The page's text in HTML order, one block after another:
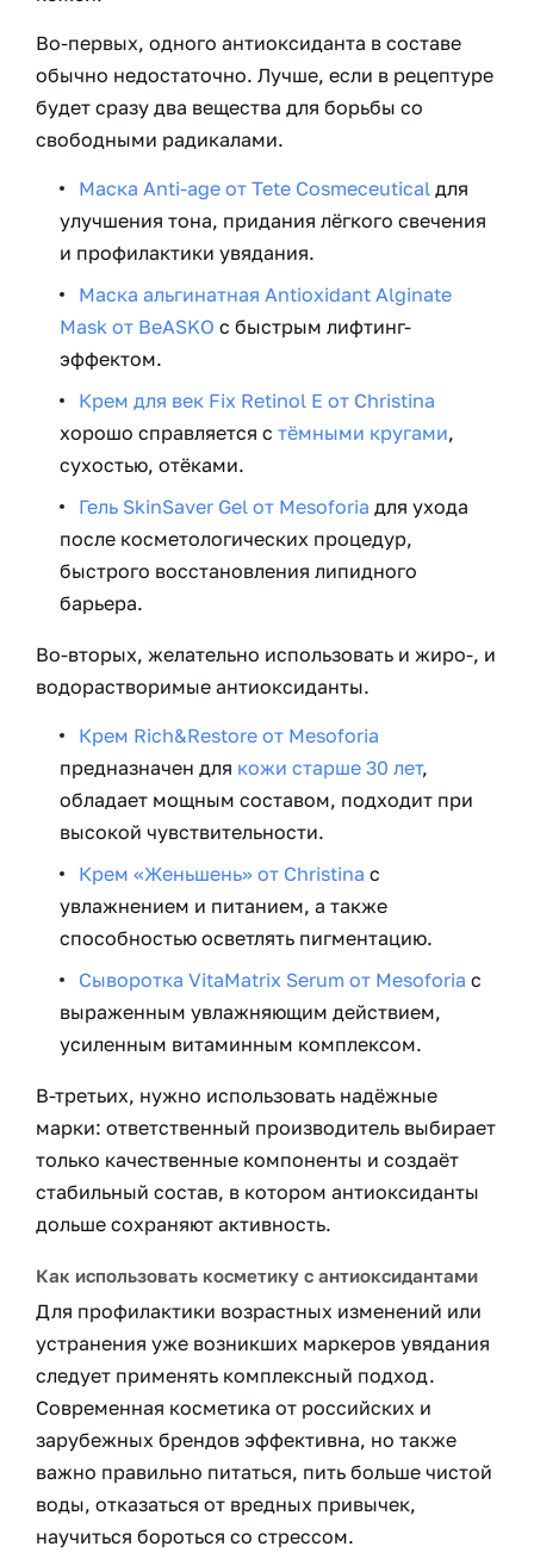
Во-первых, одного антиоксиданта в составе
обычно недостаточно. Лучше, если в рецептуре
будет сразу два вещества для борьбы со
свободными радикалами.
Маска Anti-age от Tete Cosmeceutical для
улучшения тона, придания лёгкого свечения
и профилактики увядания.
Маска альгинатная Antioxidant Alginate
Mask от BeASKO с быстрым лифтинг-
эффектом.
Крем для век Fix Retinol E от Christina
хорошо справляется с тёмными кругами,
сухостью, отёками.
Гель SkinSaver Gel от Mesoforia для ухода
после косметологических процедур,
быстрого восстановления липидного
барьера.
Во-вторых, желательно использовать и жиро-, и
водорастворимые антиоксиданты.
Крем Rich&Restore от Mesoforia
предназначен для кожи старше 30 лет,
обладает мощным составом, подходит при
высокой чувствительности.
Крем «Женьшень» от Christina с
увлажнением и питанием, а также
способностью осветлять пигментацию.
Сыворотка VitaMatrix Serum от Mesoforia с
выраженным увлажняющим действием,
усиленным витаминным комплексом.
В-третьих, нужно использовать надёжные
марки: ответственный производитель выбирает
только качественные компоненты и создаёт
стабильный состав, в котором антиоксиданты
дольше сохраняют активность.
Как использовать косметику с антиоксидантами
Для профилактики возрастных изменений или
устранения уже возникших маркеров увядания
следует применять комплексный подход.
Современная косметика от российских и
зарубежных брендов эффективна, но также
важно правильно питаться, пить больше чистой
воды, отказаться от вредных привычек,
научиться бороться со стрессом.